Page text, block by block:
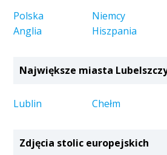
Polska Niemcy
Anglia
Hiszpania
Największe miasta
Lublin Chełm
Zdjęcia stolic europejskich